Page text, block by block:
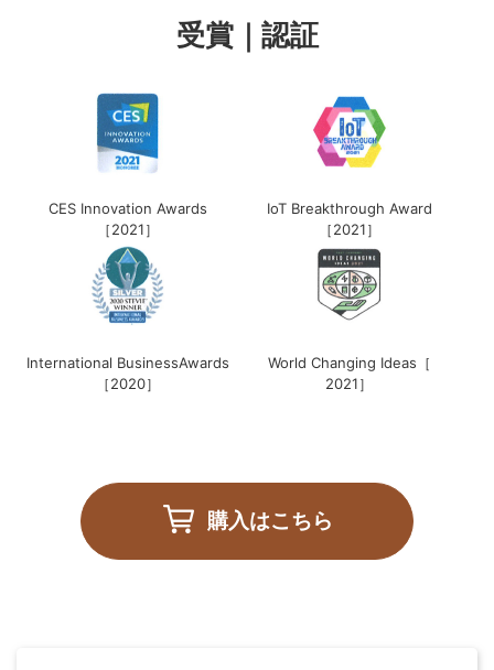
受賞｜認証
CES Innovation Awards
［2021］
IoT Breakthrough Award
［2021］
International BusinessAwards
［2020］
World Changing Ideas［
2021］
購入はこちら